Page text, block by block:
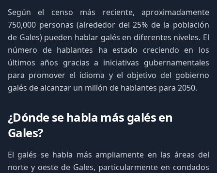
Según el censo más reciente, aproximadamente
750,000 personas (alrededor del 25% de la población
de Gales) pueden hablar galés en diferentes niveles. El
número de hablantes ha estado creciendo en los
últimos años gracias a iniciativas gubernamentales
para promover el idioma y el objetivo del gobierno
galés de alcanzar un millón de hablantes para 2050.
¿Dónde se habla más galés en
Gales?
El galés se habla más ampliamente en las áreas del
norte y oeste de Gales, particularmente en condados